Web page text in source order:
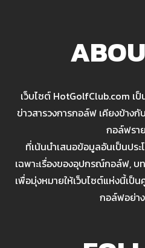
เว็บไซต์ HotGolfClub.com เ
ข่าวสารวงการกอล์ฟ เคียงข้าง
กอล์ฟรา
ที่เน้นนำเสนอข้อมูลอันเป็นปร
เฉพาะเรื่องของอุปกรณ์กอล์ฟ, บ
เพื่อมุ่งหมายให้เว็บไซต์แห่งนี้เ
กอล์ฟอย่า